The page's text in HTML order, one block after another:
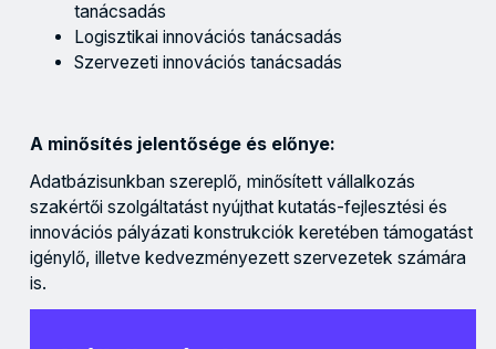
tanácsadás
Logisztikai innovációs tanácsadás
Szervezeti innovációs tanácsadás
A minősítés jelentősége és előnye:
Adatbázisunkban szereplő, minősített vállalkozás
szakértői szolgáltatást nyújthat kutatás-fejlesztési és
innovációs pályázati konstrukciók keretében támogatást
igénylő, illetve kedvezményezett szervezetek számára
is.